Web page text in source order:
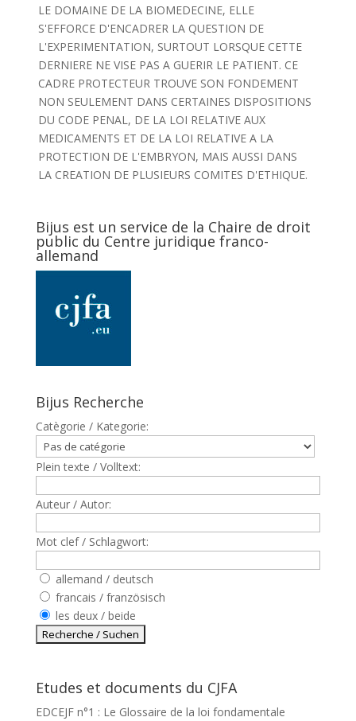
LE DOMAINE DE LA BIOMEDECINE, ELLE
S'EFFORCE D'ENCADRER LA QUESTION DE
L'EXPERIMENTATION, SURTOUT LORSQUE CETTE
DERNIERE NE VISE PAS A GUERIR LE PATIENT. CE
CADRE PROTECTEUR TROUVE SON FONDEMENT
NON SEULEMENT DANS CERTAINES DISPOSITIONS
DU CODE PENAL, DE LA LOI RELATIVE AUX
MEDICAMENTS ET DE LA LOI RELATIVE A LA
PROTECTION DE L'EMBRYON, MAIS AUSSI DANS
LA CREATION DE PLUSIEURS COMITES D'ETHIQUE.
Bijus est un service de la Chaire de droit
public du Centre juridique franco-
allemand
Bijus Recherche
Catègorie / Kategorie:
Plein texte / Volltext:
Auteur / Autor:
Mot clef / Schlagwort:
allemand / deutsch
francais / französisch
les deux / beide
Etudes et documents du CJFA
EDCEJF n°1 : Le Glossaire de la loi fondamentale